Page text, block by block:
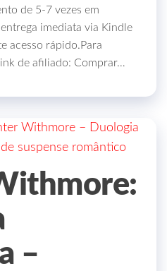
de 5‑7 vezes em
imediata via Kindle
acesso rápido.Para
de afiliado: Comprar…
–